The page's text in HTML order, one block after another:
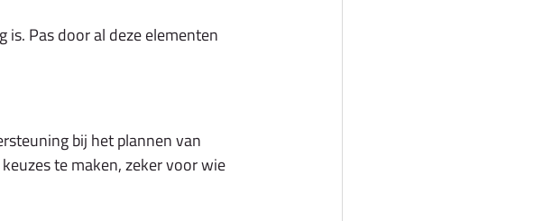
is. Pas door al deze elementen
bij het plannen van
te maken, zeker voor wie